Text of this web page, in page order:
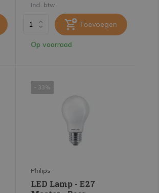
Incl. btw
Toevoegen
Op voorraad
- 33%
Philips
LED Lamp - E27